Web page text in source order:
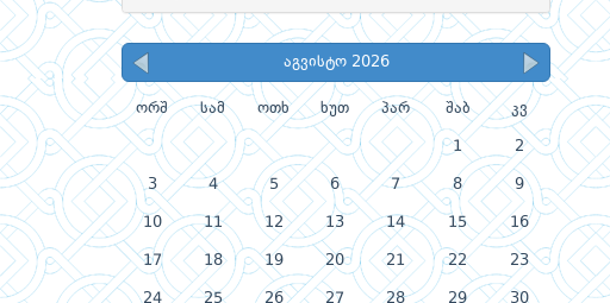
აგვისტო 2026
ორშ სამ ოთხ ხუთ პარ შაბ კვ
1 2
3 4 5 6 7 8 9
10 11 12 13 14 15 16
17 18 19 20 21 22 23
24 25 26 27 28 29 30